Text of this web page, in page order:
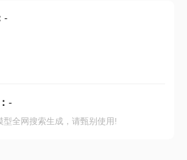
-
-
型全网搜索生成，请甄别使用!